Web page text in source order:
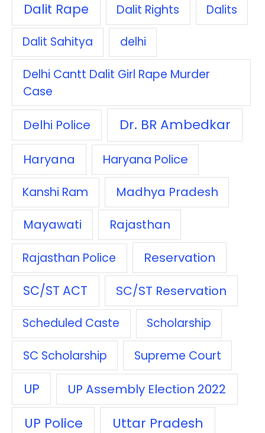
Dalit Rape Dalit Rights Dalits
Dalit Sahitya delhi
Delhi Cantt Dalit Girl Rape Murder
Case
Delhi Police Dr. BR Ambedkar
Haryana Haryana Police
Kanshi Ram
Madhya Pradesh
Mayawati
Rajasthan
Rajasthan Police Reservation
SC/ST ACT SC/ST Reservation
Scheduled Caste Scholarship
SC Scholarship Supreme Court
UP UP Assembly Election 2022
UP Police Uttar Pradesh